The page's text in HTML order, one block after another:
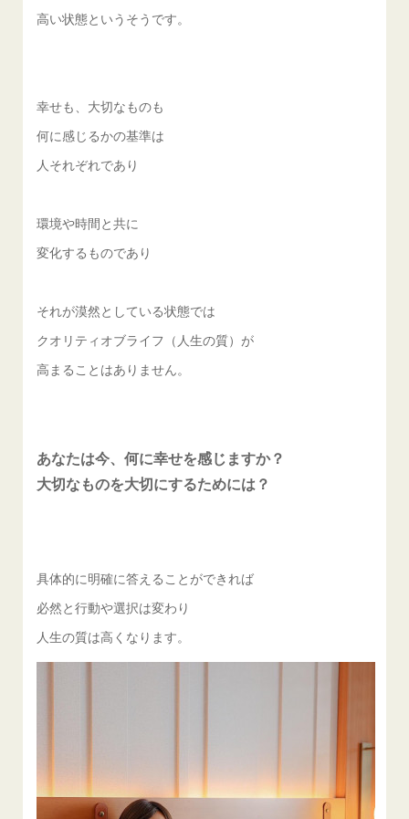
高い状態というそうです。
幸せも、大切なものも
何に感じるかの基準は
人それぞれであり
環境や時間と共に
変化するものであり
それが漠然としている状態では
クオリティオブライフ（人生の質）が
高まることはありません。
あなたは今、何に幸せを感じますか？
大切なものを大切にするためには？
具体的に明確に答えることができれば
必然と行動や選択は変わり
人生の質は高くなります。